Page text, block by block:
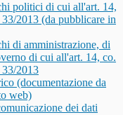
politici di cui all'art. 14,
2013 (da pubblicare in
di amministrazione, di
di cui all'art. 14, co.
2013
(documentazione da
web)
dei dati